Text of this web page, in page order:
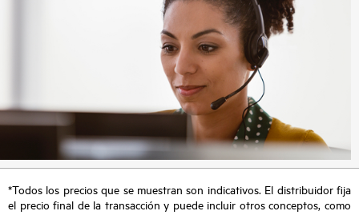
*Todos los precios que se muestran son indicativos. El distribuidor fija
el precio final de la transacción y puede incluir otros conceptos, como